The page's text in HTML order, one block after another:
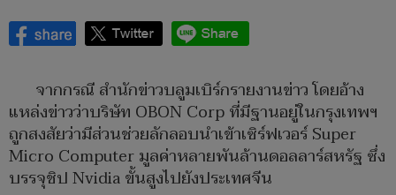
จากกรณี สำนักข่าวบลูมเบิร์กรายงานข่าว โดยอ้าง
แหล่งข่าวว่าบริษัท OBON Corp ที่มีฐานอยู่ในกรุงเทพฯ
ถูกสงสัยว่ามีส่วนช่วยลักลอบนำเข้าเซิร์ฟเวอร์ Super
Micro Computer มูลค่าหลายพันล้านดอลลาร์สหรัฐ ซึ่ง
บรรจุชิป Nvidia ขั้นสูงไปยังประเทศจีน